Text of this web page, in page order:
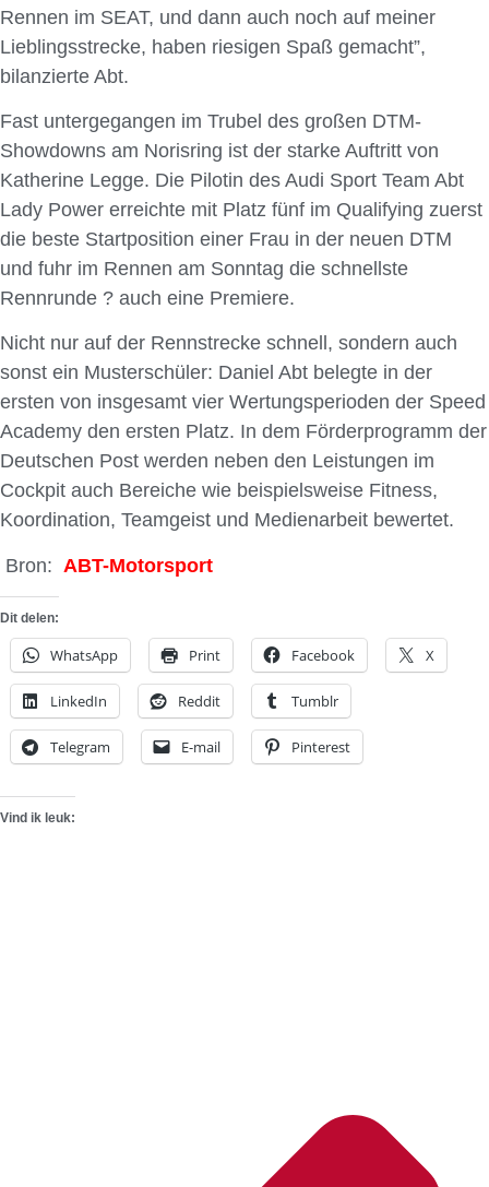
Rennen im SEAT, und dann auch noch auf meiner
Lieblingsstrecke, haben riesigen Spaß gemacht”,
bilanzierte Abt.
Fast untergegangen im Trubel des großen DTM-
Showdowns am Norisring ist der starke Auftritt von
Katherine Legge. Die Pilotin des Audi Sport Team Abt
Lady Power erreichte mit Platz fünf im Qualifying zuerst
die beste Startposition einer Frau in der neuen DTM
und fuhr im Rennen am Sonntag die schnellste
Rennrunde ? auch eine Premiere.
Nicht nur auf der Rennstrecke schnell, sondern auch
sonst ein Musterschüler: Daniel Abt belegte in der
ersten von insgesamt vier Wertungsperioden der Speed
Academy den ersten Platz. In dem Förderprogramm der
Deutschen Post werden neben den Leistungen im
Cockpit auch Bereiche wie beispielsweise Fitness,
Koordination, Teamgeist und Medienarbeit bewertet.
Bron: ABT-Motorsport
Dit delen:
WhatsApp Print Facebook X
LinkedIn Reddit Tumblr
Telegram E-mail Pinterest
Vind ik leuk: